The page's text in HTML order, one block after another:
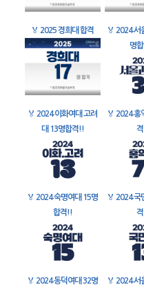
🏅 2025 경희대 합격 🏅 2024 서
명
🏅 2024 이화여대 고려
대 13명합격!!
🏅 2024 홍
🏅 2024 숙명여대 15명
합격!!
🏅 2024 국
🏅 2024 동덕여대 32명
🏅 2024 서